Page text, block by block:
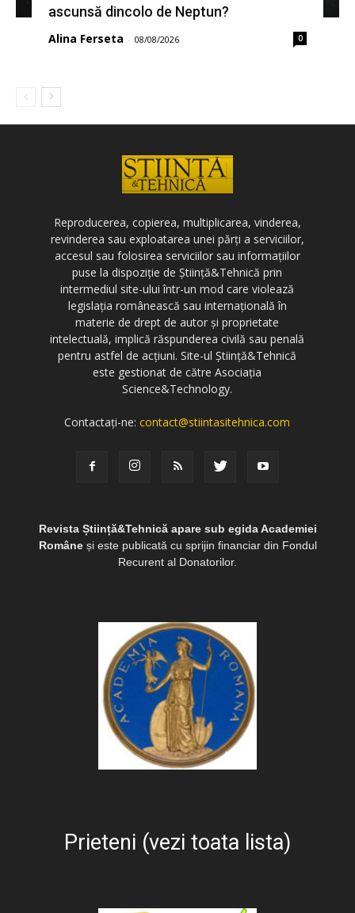
ascunsă dincolo de Neptun?
Alina Ferseta - 08/08/2026 0
Reproducerea, copierea, multiplicarea, vinderea,
revinderea sau exploatarea unei părți a serviciilor,
accesul sau folosirea serviciilor sau informațiilor
puse la dispoziție de Știință&Tehnică prin
intermediul site-ului într-un mod care violează
legislația românească sau internațională în
materie de drept de autor și proprietate
intelectuală, implică răspunderea civilă sau penală
pentru astfel de acțiuni. Site-ul Știință&Tehnică
este gestionat de către Asociația
Science&Technology.
Contactați-ne:contact@stiintasitehnica.com
Revista Știință&Tehnică apare sub egida Academiei
Româneși este publicată cu sprijin financiar din Fondul
Recurent al Donatorilor.
Prieteni (vezi toata lista)